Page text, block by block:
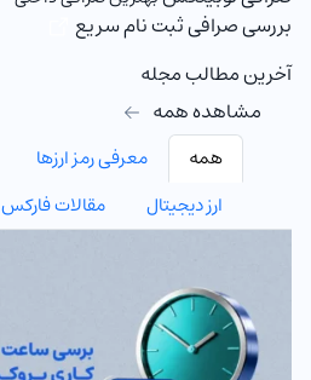
بررسی صرافیثبت نام سریع
آخرین مطالب مجله
مشاهده همه
همه معرفی رمز ارزها
ارز دیجیتال
مقالات فارکس